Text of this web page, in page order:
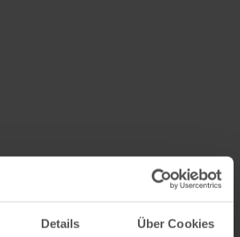
Details Über Cookies